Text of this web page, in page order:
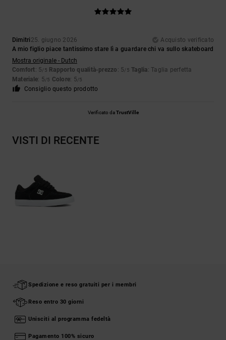
Dimitri 25. giugno 2026
Acquisto verificato
A mio figlio piace tantissimo stare lì a guardare chi va sullo skateboard
Mostra originale - Dutch
Comfort: 5/5 Rapporto qualità-prezzo : 5/5 Taglia: Taglia perfetta
Materiale: 5/5 Colore: 5/5
Consiglio questo prodotto
Verificato daTrustVille
VISTI DI RECENTE
Spedizione e reso gratuiti per i membri
Reso entro 30 giorni
Unisciti al programma fedeltà
Pagamento 100% sicuro